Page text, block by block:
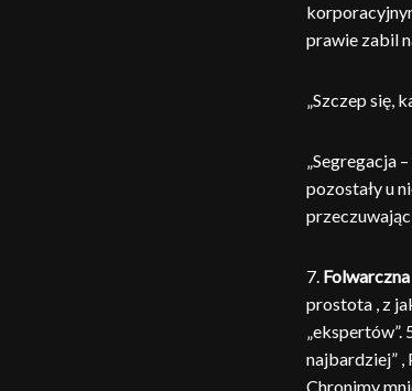
prawie zabil
„Szczep się,
„Segregacja
pozostały u
7.
prostota , z
„ekspertów”.
najbardziej” ,
Chronimy